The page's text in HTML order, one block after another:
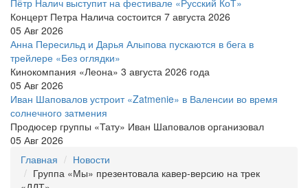
Пётр Налич выступит на фестивале «Русский КоТ»
Концерт Петра Налича состоится 7 августа 2026
05 Авг 2026
Анна Пересильд и Дарья Алыпова пускаются в бега в
трейлере «Без оглядки»
Кинокомпания «Леона» 3 августа 2026 года
05 Авг 2026
Иван Шаповалов устроит «Zatmenie» в Валенсии во время
солнечного затмения
Продюсер группы «Тату» Иван Шаповалов организовал
05 Авг 2026
Главная
Новости
Группа «Мы» презентовала кавер-версию на трек